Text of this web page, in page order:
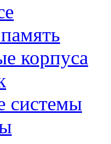
корпуса
системы